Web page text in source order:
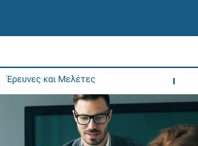
Έρευνες και Μελέτες